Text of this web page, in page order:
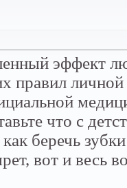
эффект
правил
что с
беречь
вот и весь